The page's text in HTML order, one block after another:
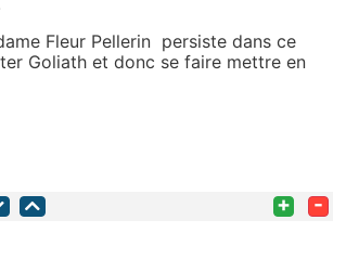
Fleur Pellerin persiste dans ce
Goliath et donc se faire mettre en
+ -